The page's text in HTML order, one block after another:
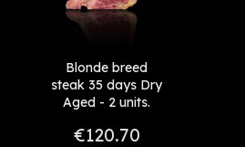
Blonde breed
steak 35 days Dry
Aged - 2 units.
€120.70